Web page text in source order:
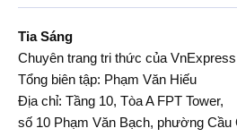
Tia Sáng
Chuyên trang tri thức của VnExpress
Tổng biên tập: Phạm Văn Hiếu
Địa chỉ: Tầng 10, Tòa A FPT Tower,
số 10 Phạm Văn Bạch, phường Cầu